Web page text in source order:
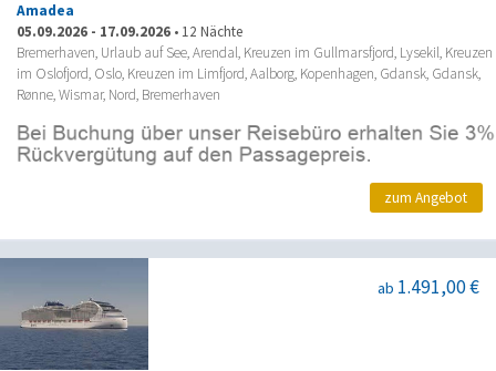
Amadea
05.09.2026 - 17.09.2026 • 12 Nächte
Bremerhaven, Urlaub auf See, Arendal, Kreuzen im Gullmarsfjord, Lysekil, Kreuzen
im Oslofjord, Oslo, Kreuzen im Limfjord, Aalborg, Kopenhagen, Gdansk, Gdansk,
Rønne, Wismar, Nord, Bremerhaven
zum Angebot
ab 1.491,00 €